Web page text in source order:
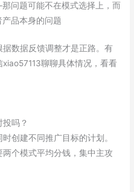
问题可能不在模式选择上，而
品本身的问题
数据反馈调整才是正路。有
聊聊具体情况，看看
吗？
创建不同推广目标的计划。
个模式平均分钱，集中主攻